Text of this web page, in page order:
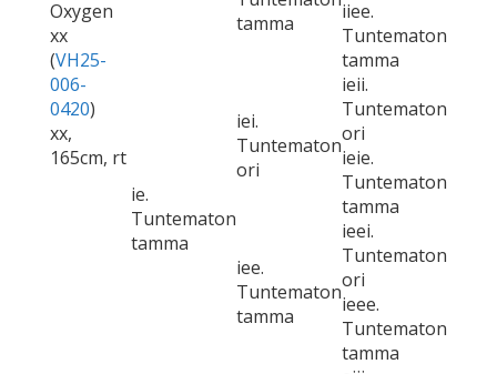
Oxygen
xx
(VH25-
006-
0420)
xx,
165cm, rt
tamma
iiee.
Tuntematon
tamma
ie.
Tuntematon
tamma
iei.
Tuntematon
ori
ieii.
Tuntematon
ori
ieie.
Tuntematon
tamma
iee.
Tuntematon
tamma
ieei.
Tuntematon
ori
ieee.
Tuntematon
tamma